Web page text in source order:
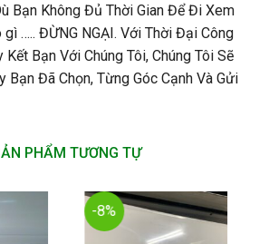
Bạn Không Đủ Thời Gian Để Đi Xem
….. ĐỪNG NGẠI. Với Thời Đại Công
Kết Bạn Với Chúng Tôi, Chúng Tôi Sẽ
Bạn Đã Chọn, Từng Góc Cạnh Và Gửi
PHẨM TƯƠNG TỰ
-8%